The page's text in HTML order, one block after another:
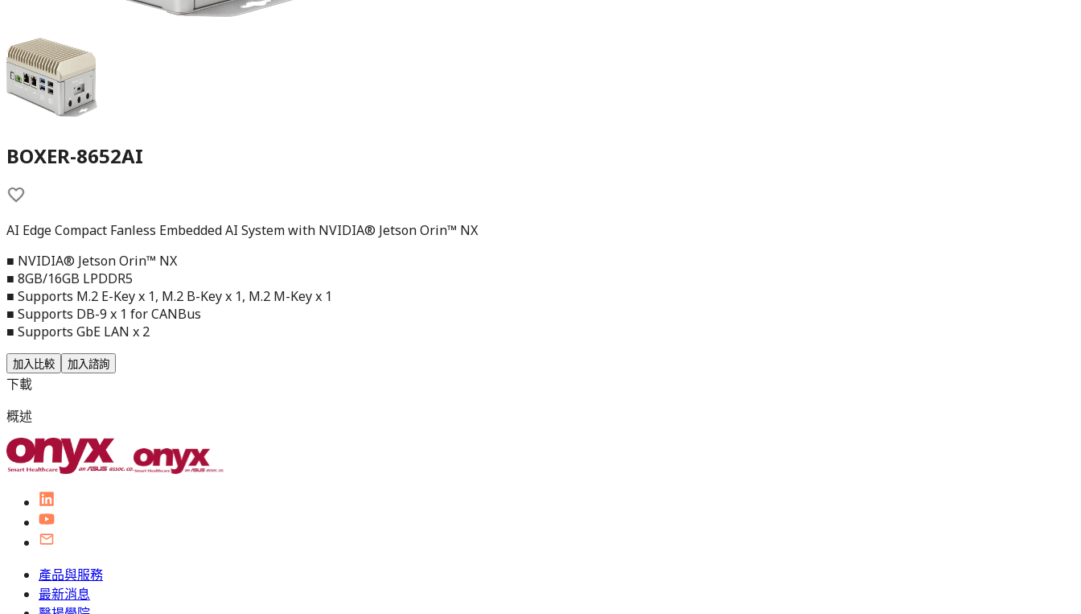
BOXER-8652AI
AI Edge Compact Fanless Embedded AI System with NVIDIA® Jetson Orin™ NX
■ NVIDIA® Jetson Orin™ NX
■ 8GB/16GB LPDDR5
■ Supports M.2 E-Key x 1, M.2 B-Key x 1, M.2 M-Key x 1
■ Supports DB-9 x 1 for CANBus
■ Supports GbE LAN x 2
加入比較 加入諮詢
下載
概述
產品與服務
最新消息